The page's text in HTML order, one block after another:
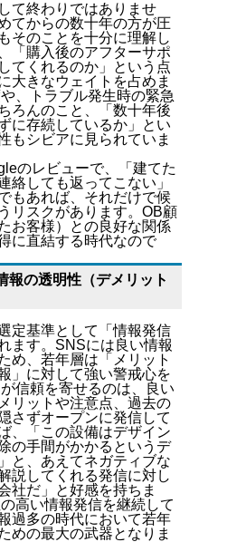
て終わりではありませ
てからの数十年の方が圧
そのことを十分に理解し
「購入後のアフターサポ
てくれるのか」という点
大きなウェイトを占めま
、トラブル発生時の緊急
ろんのこと、「数十年後
に存続しているか」とい
もシビアに見られていま
のレビューで、「建てた
絡しても返ってこない」
もあれば、それだけで候
リスクがあります。OB顧
お客様）との良好な関係
に直結する時代なので
報の透明性（デメリット
定基準として「情報発信
ます。SNSには良い情報
め、若年層は「メリット
」に対して強い警戒心を
信頼を寄せるのは、良い
リットや注意点、過去の
さずオープンに発信して
、「この設備はデザイン
の手間がかかるというデ
と、あえてネガティブな
説してくれる発信に対し
社だ」と好感を持ちま
高い情報発信を継続して
過多の時代において若年
めの最大の武器となりま